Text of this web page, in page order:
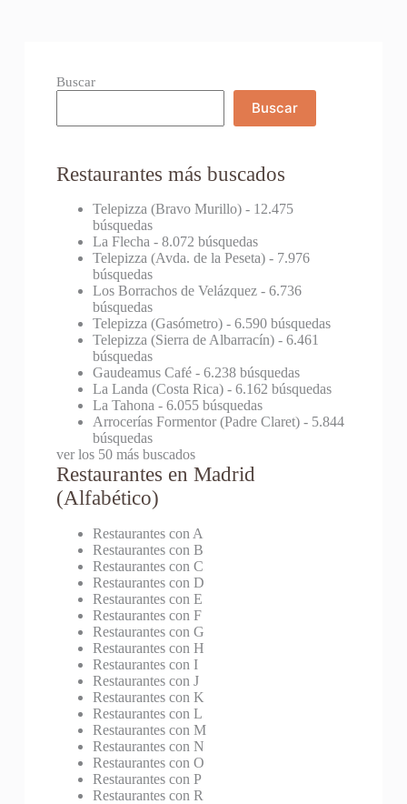
Buscar
Buscar
Restaurantes más buscados
Telepizza (Bravo Murillo)- 12.475
búsquedas
La Flecha - 8.072 búsquedas
Telepizza (Avda. de la Peseta)- 7.976
búsquedas
Los Borrachos de Velázquez- 6.736
búsquedas
Telepizza (Gasómetro)- 6.590 búsquedas
Telepizza (Sierra de Albarracín)- 6.461
búsquedas
Gaudeamus Café- 6.238 búsquedas
La Landa (Costa Rica)- 6.162 búsquedas
La Tahona - 6.055 búsquedas
Arrocerías Formentor (Padre Claret)- 5.844
búsquedas
ver los 50 más buscados
Restaurantes en Madrid
(Alfabético)
Restaurantes con A
Restaurantes con B
Restaurantes con C
Restaurantes con D
Restaurantes con E
Restaurantes con F
Restaurantes con G
Restaurantes con H
Restaurantes con I
Restaurantes con J
Restaurantes con K
Restaurantes con L
Restaurantes con M
Restaurantes con N
Restaurantes con O
Restaurantes con P
Restaurantes con R